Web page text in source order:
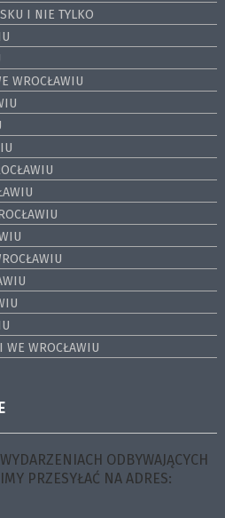
I NIE TYLKO
WROCŁAWIU
WROCŁAWIU
ODBYWAJĄCYCH
PRZESYŁAĆ NA ADRES: